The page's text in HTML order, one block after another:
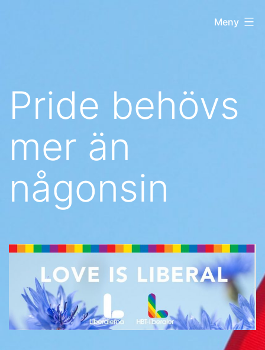
Meny
Pride behövs
mer än
någonsin